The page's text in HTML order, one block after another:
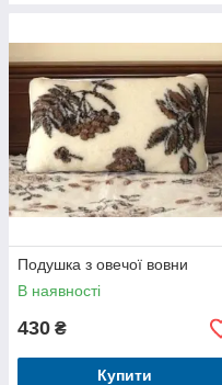
Подушка з овечої вовни
В наявності
430 ₴
Купити